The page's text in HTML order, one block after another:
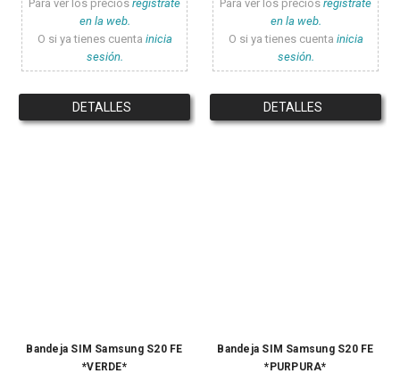
Para ver los precios registrate
en la web.
O si ya tienes cuenta inicia
sesión.
DETALLES
Para ver los precios registrate
en la web.
O si ya tienes cuenta inicia
sesión.
DETALLES
Bandeja SIM Samsung S20 FE
*VERDE*
Bandeja SIM Samsung S20 FE
*PURPURA*